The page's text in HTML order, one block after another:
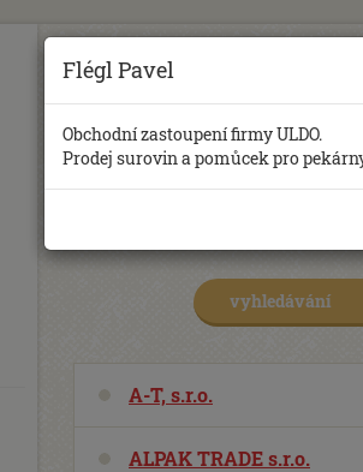
Databáze
Zde naleznete
aktualizujeme.
podmínek jej velmi
A-T, s.r.o.
ALPAK TRADE s.r.o.
Flégl Pavel
Obchodní zastoupení firmy ULDO.
Prodej surovin a pomůcek pro